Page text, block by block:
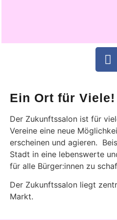
Ein Ort für Viele!
Der Zukunftssalon ist für
Vereine eine neue
erscheinen und agieren.
Stadt in eine lebenswerte
für alle Bürger:innen zu
Der Zukunftssalon liegt
Markt.